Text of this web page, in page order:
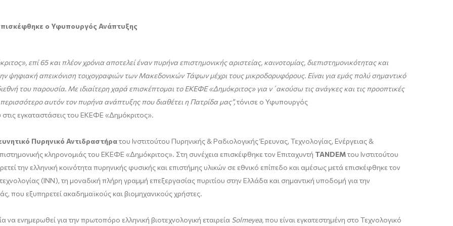
ο Υφυπουργός Ανάπτυξης
, επί 65 και πλέον χρόνια αποτελεί ένανπυρήνα επιστημονικής αριστείας, καινοτομίας, διεπιστημονικότητας και
ψηφιακή απεικόνιση τοιχογραφιών των Μακεδονικών Τάφων μέχρι τους μικροδορυφόρους. Είναι για εμάς πολύ σημαντικό
του παρουσία. Με ιδιαίτερη χαρά επισκέπτομαι το ΕΚΕΦΕ «Δημόκριτος» για ν΄ακούσω τις ανάγκες και τις προοπτικές
αυτόν τον πυρήνα ανάπτυξης που διαθέτει η Πατρίδα μας”,τόνισε o Υφυπουργός
εγκαταστάσεις του ΕΚΕΦΕ «Δημόκριτος».
Πυρηνικό Αντιδραστήρατου Ινστιτούτου Πυρηνικής & Ραδιολογικής Έρευνας, Τεχνολογίας, Ενέργειας &
κληρονομιάς του ΕΚΕΦΕ «Δημόκριτος». Στη συνέχεια επισκέφθηκε τον Επιταχυντή TANDEMτου Ινστιτούτου
την ελληνική κοινότητα πυρηνικής φυσικής και επιστήμης υλικών σε εθνικό επίπεδο και αμέσως μετά επισκέφθηκε τον
(ΙΝΝ), τη μοναδική πλήρη γραμμή επεξεργασίας πυριτίου στην Ελλάδα και σημαντική υποδομή για την
που εξυπηρετεί ακαδημαϊκούς και βιομηχανικούς χρήστες.
ενημερωθεί για την πρωτοπόρο ελληνική βιοτεχνολογική εταιρεία Solmeyea,που είναι εγκατεστημένη στο Τεχνολογικό